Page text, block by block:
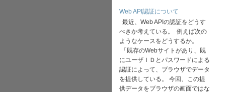
Web API認証について
最近、Web APIの認証をどうす
べきか考えている。 例えば次の
ようなケースをどうするか。
「既存のWebサイトがあり、既
にユーザＩＤとパスワードによる
認証によって、ブラウザでデータ
を提供している。 今回、この提
供データをブラウザの画面ではな